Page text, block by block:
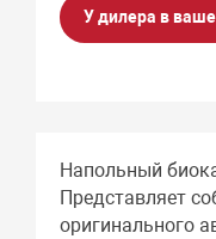
У дилера в
Напольный
Представляет
оригинального